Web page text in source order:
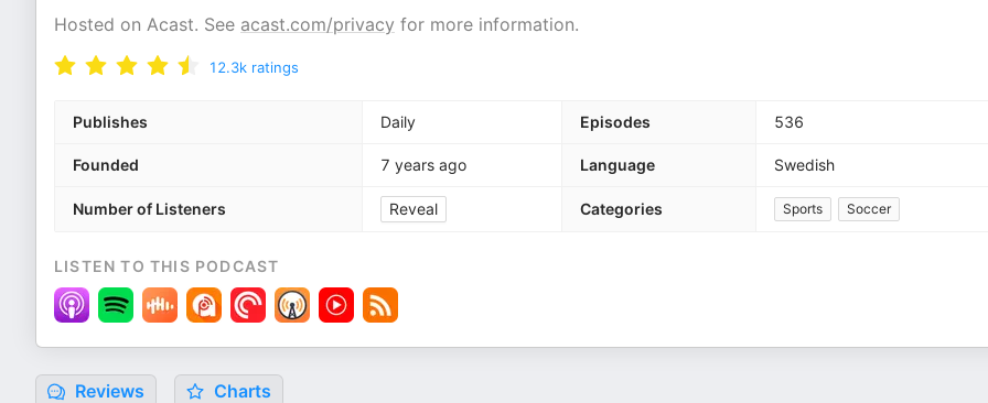
Hosted on Acast. See acast.com/privacy for more information.
12.3k ratings
Publishes Daily Episodes 536
Founded 7 years ago Language Swedish
Number of Listeners Reveal Categories Sports Soccer
LISTEN TO THIS PODCAST
Reviews Charts